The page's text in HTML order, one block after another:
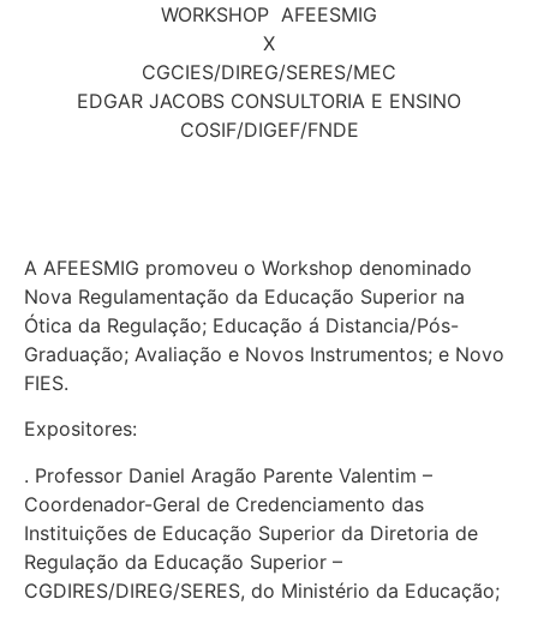
WORKSHOP AFEESMIG
X
CGCIES/DIREG/SERES/MEC
EDGAR JACOBS CONSULTORIA E ENSINO
COSIF/DIGEF/FNDE
A AFEESMIG promoveu o Workshop denominado
Nova Regulamentação da Educação Superior na
Ótica da Regulação; Educação á Distancia/Pós-
Graduação; Avaliação e Novos Instrumentos; e Novo
FIES.
Expositores:
. Professor Daniel Aragão Parente Valentim –
Coordenador-Geral de Credenciamento das
Instituições de Educação Superior da Diretoria de
Regulação da Educação Superior –
CGDIRES/DIREG/SERES, do Ministério da Educação;